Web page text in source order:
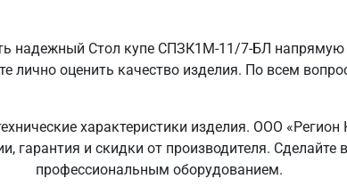
надежный Стол купе СПЗК1М-11/7-БЛ напрямую
лично оценить качество изделия. По всем
характеристики изделия. ООО
гарантия и скидки от производителя.
профессиональным оборудованием.